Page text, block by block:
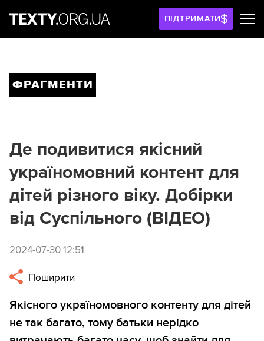
ПІДТРИМАТИ
ФРАГМЕНТИ
Де подивитися якісний
україномовний контент для
дітей різного віку. Добірки
від Суспільного (ВІДЕО)
2024-07-30 12:51
Поширити
Якісного україномовного контенту для дітей
не так багато, тому батьки нерідко